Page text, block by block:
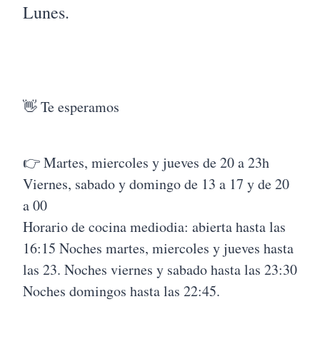
Lunes.
👋 Te esperamos
👉 Martes, miercoles y jueves de 20 a 23h
Viernes, sabado y domingo de 13 a 17 y de 20
a 00
Horario de cocina mediodia: abierta hasta las
16:15 Noches martes, miercoles y jueves hasta
las 23. Noches viernes y sabado hasta las 23:30
Noches domingos hasta las 22:45.